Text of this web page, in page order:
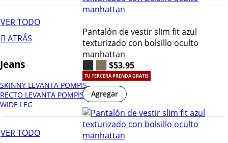
VER TODO
ATRÁS
Jeans
SKINNY LEVANTA POMPIS
RECTO LEVANTA POMPIS
WIDE LEG
VER TODO
Pantalón de vestir slim fit azul
texturizado con bolsillo oculto
manhattan
$53.95
TU TERCERA PRENDA GRATIS
Agregar